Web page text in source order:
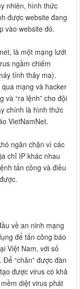
nhiên, hình thức
được website đang
vào website đó.
là một mạng lưới
ngầm chiếm
tính thây ma).
mạng và hacker
và “ra lệnh” cho đội
chính là hình thức
VietNamNet.
ngăn chặn vì các
chỉ IP khác nhau
tấn công và điều
về an ninh mạng
để tấn công báo
Việt Nam, với số
“chăn” được đàn
được virus có khả
diệt virus phát